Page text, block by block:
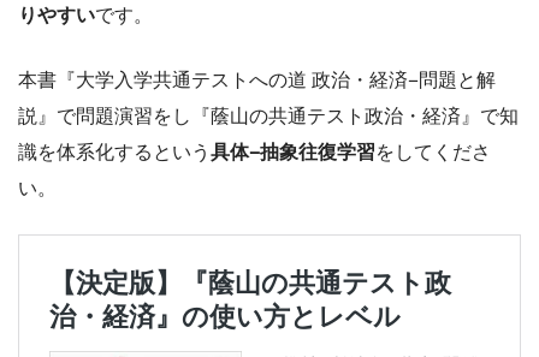
りやすいです。
本書『大学入学共通テストへの道 政治・経済−問題と解
説』で問題演習をし『蔭山の共通テスト政治・経済』で知
識を体系化するという 具体−抽象往復学習をしてくださ
い。